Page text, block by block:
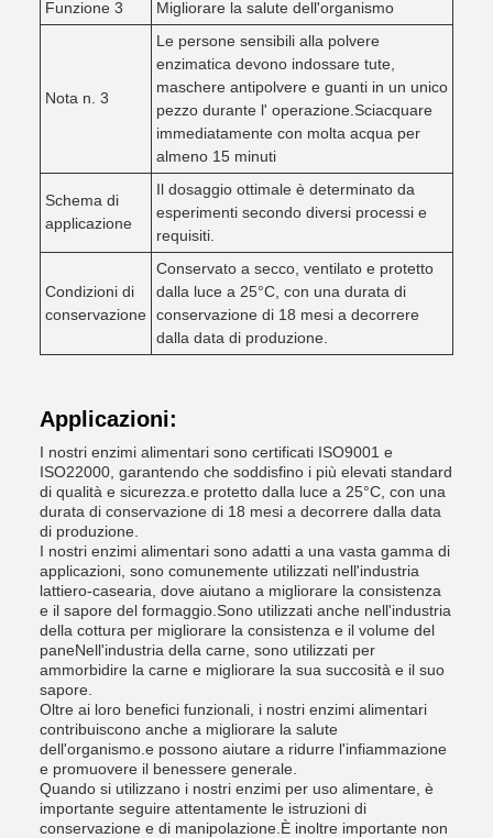
Funzione 3 Migliorare la salute dell'organismo
Nota n. 3
Le persone sensibili alla polvere
enzimatica devono indossare tute,
maschere antipolvere e guanti in un unico
pezzo durante l' operazione.Sciacquare
immediatamente con molta acqua per
almeno 15 minuti
Schema di
applicazione
Il dosaggio ottimale è determinato da
esperimenti secondo diversi processi e
requisiti.
Condizioni di
conservazione
Conservato a secco, ventilato e protetto
dalla luce a 25°C, con una durata di
conservazione di 18 mesi a decorrere
dalla data di produzione.
Applicazioni:
I nostri enzimi alimentari sono certificati ISO9001 e
ISO22000, garantendo che soddisfino i più elevati standard
di qualità e sicurezza.e protetto dalla luce a 25°C, con una
durata di conservazione di 18 mesi a decorrere dalla data
di produzione.
I nostri enzimi alimentari sono adatti a una vasta gamma di
applicazioni, sono comunemente utilizzati nell'industria
lattiero-casearia, dove aiutano a migliorare la consistenza
e il sapore del formaggio.Sono utilizzati anche nell'industria
della cottura per migliorare la consistenza e il volume del
paneNell'industria della carne, sono utilizzati per
ammorbidire la carne e migliorare la sua succosità e il suo
sapore.
Oltre ai loro benefici funzionali, i nostri enzimi alimentari
contribuiscono anche a migliorare la salute
dell'organismo.e possono aiutare a ridurre l'infiammazione
e promuovere il benessere generale.
Quando si utilizzano i nostri enzimi per uso alimentare, è
importante seguire attentamente le istruzioni di
conservazione e di manipolazione.È inoltre importante non